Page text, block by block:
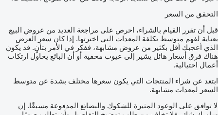
التحقق من السعر
قبل أن تقرر القيام بالشراء، احرص على مراجعة العديد من عروض البيع
بعناية لفهم متوسط تكلفة المعدات التي اخترتها. إذا كان سعر العرض
الذي أعجبك أقل بكثير من عروض مشابهة، ففكر في الأمر بتأنٍ. قد يكون
هناك فرق أسعار هائل يشير إلى عيوب مخفية أو أن البائع يحاول ارتكاب
أعمال احتيالية.
ابتعد عن شراء المنتجات التي يكون سعرها مختلف بشدة عن متوسط
السعر لمعدات مشابهة.
لا توافق على الوعود المثيرة للشكوك والبضائع المدفوعة مسبقًا. إن